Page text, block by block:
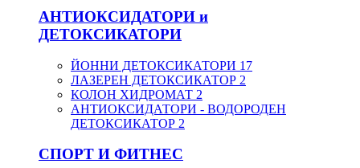
АНТИОКСИДАТОРИ и
ДЕТОКСИКАТОРИ
ЙОННИ ДЕТОКСИКАТОРИ 17
ЛАЗЕРЕН ДЕТОКСИКАТОР 2
КОЛОН ХИДРОМАТ 2
АНТИОКСИДАТОРИ - ВОДОРОДЕН
ДЕТОКСИКАТОР 2
СПОРТ И ФИТНЕС